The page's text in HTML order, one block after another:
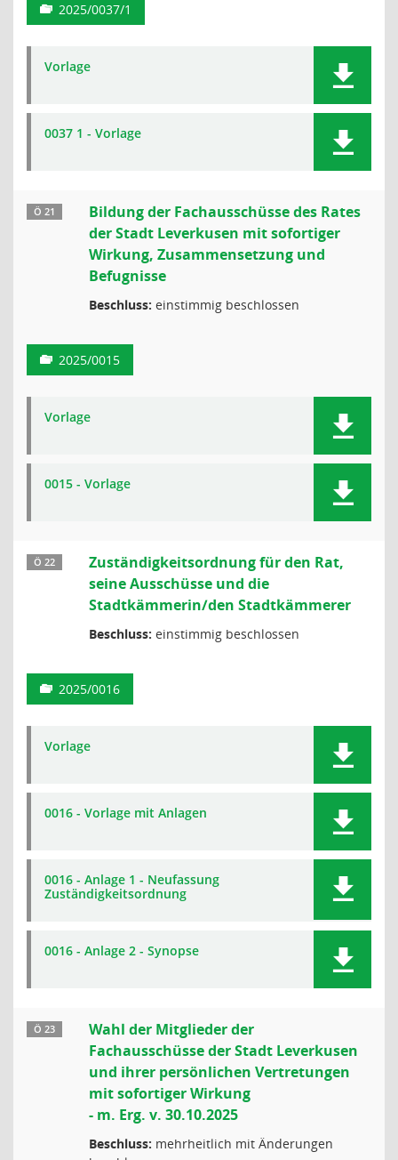
2025/0037/1
Vorlage
0037 1 - Vorlage
Ö 21
Bildung der Fachausschüsse des Rates
der Stadt Leverkusen mit sofortiger
Wirkung, Zusammensetzung und
Befugnisse
Beschluss: einstimmig beschlossen
2025/0015
Vorlage
0015 - Vorlage
Ö 22
Zuständigkeitsordnung für den Rat,
seine Ausschüsse und die
Stadtkämmerin/den Stadtkämmerer
Beschluss: einstimmig beschlossen
2025/0016
Vorlage
0016 - Vorlage mit Anlagen
0016 - Anlage 1 - Neufassung
Zuständigkeitsordnung
0016 - Anlage 2 - Synopse
Ö 23
Wahl der Mitglieder der
Fachausschüsse der Stadt Leverkusen
und ihrer persönlichen Vertretungen
mit sofortiger Wirkung
- m. Erg. v. 30.10.2025
Beschluss: mehrheitlich mit Änderungen